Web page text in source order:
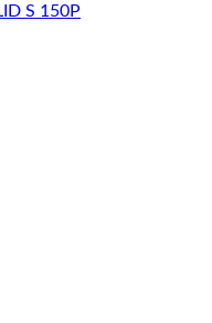
S 150P